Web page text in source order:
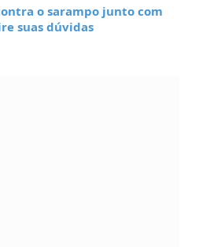
o sarampo junto com
suas dúvidas